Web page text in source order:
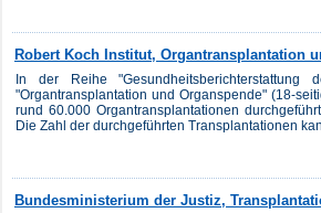
Robert Koch Institut, Organtransplantation
In der Reihe
"Organtransplantation und Organspende" (18-
rund 60.000 Organtransplantationen
Die Zahl der durchgeführten Transplantationen
Bundesministerium der Justiz,